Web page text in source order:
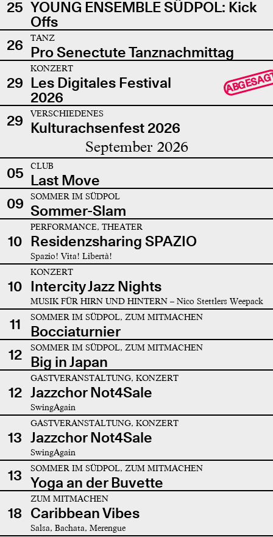
25 YOUNG ENSEMBLE SÜDPOL: Kick
Offs
26
TANZ
Pro Senectute Tanznachmittag
29
KONZERT
Les Digitales Festival
2026
29 VERSCHIEDENES
Kulturachsenfest 2026
September 2026
05 CLUB
Last Move
09
SOMMER IM SÜDPOL
Sommer-Slam
10
PERFORMANCE, THEATER
Residenzsharing SPAZIO
Spazio! Vita! Libertà!
10
KONZERT
Intercity Jazz Nights
MUSIK FÜR HIRN UND HINTERN – Nico Stettlers Weepack
11 SOMMER IM SÜDPOL, ZUM MITMACHEN
Bocciaturnier
12
SOMMER IM SÜDPOL, ZUM MITMACHEN
Big in Japan
12
GASTVERANSTALTUNG, KONZERT
Jazzchor Not4Sale
SwingAgain
13
GASTVERANSTALTUNG, KONZERT
Jazzchor Not4Sale
SwingAgain
13 SOMMER IM SÜDPOL, ZUM MITMACHEN
Yoga an der Buvette
18
ZUM MITMACHEN
Caribbean Vibes
Salsa, Bachata, Merengue